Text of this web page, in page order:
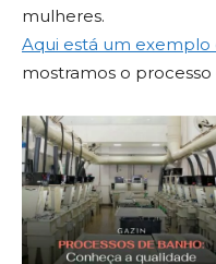
mulheres.
Aqui está um exemplo
mostramos o